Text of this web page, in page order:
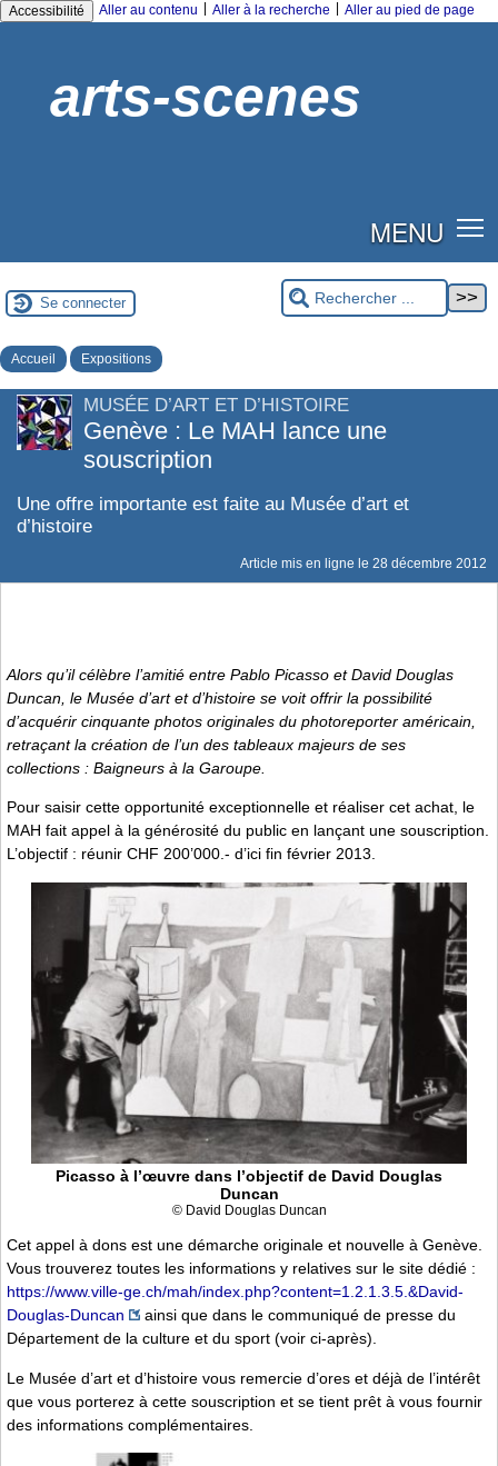
Accessibilité Aller au contenu Aller à la recherche Aller au pied de page
arts-scenes
MENU
Se connecter
Accueil Expositions
MUSÉE D’ART ET D’HISTOIRE
Genève : Le MAH lance une
souscription
Une offre importante est faite au Musée d’art et
d’histoire
Article mis en ligne le 28 décembre 2012
Alors qu’il célèbre l’amitié entre Pablo Picasso et David Douglas
Duncan, le Musée d’art et d’histoire se voit offrir la possibilité
d’acquérir cinquante photos originales du photoreporter américain,
retraçant la création de l’un des tableaux majeurs de ses
collections : Baigneurs à la Garoupe
Pour saisir cette opportunité exceptionnelle et réaliser cet achat, le
MAH fait appel à la générosité du public en lançant une souscription.
L’objectif : réunir CHF 200’000.- d’ici fin février 2013.
Picasso à l’œuvre dans l’objectif de David Douglas
Duncan
© David Douglas Duncan
Cet appel à dons est une démarche originale et nouvelle à Genève.
Vous trouverez toutes les informations y relatives sur le site dédié :
https://www.ville-ge.ch/mah/index.php?content=1.2.1.3.5.&David-
Douglas-Duncan
ainsi que dans le communiqué de presse du
Département de la culture et du sport (voir ci-après).
Le Musée d’art et d’histoire vous remercie d’ores et déjà de l’intérêt
que vous porterez à cette souscription et se tient prêt à vous fournir
des informations complémentaires.